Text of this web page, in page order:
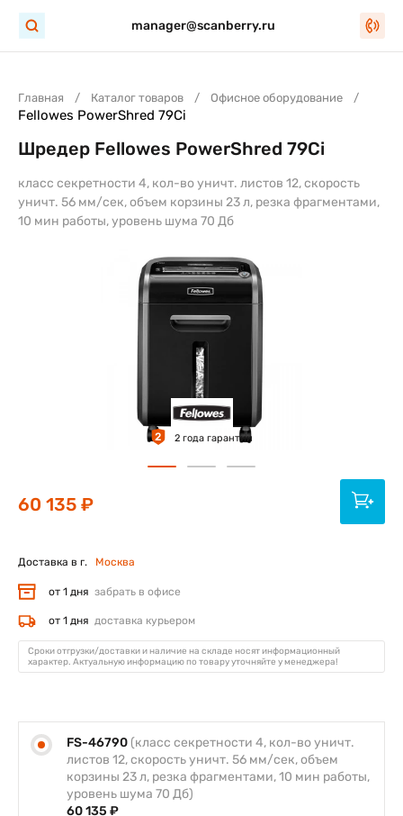
manager@scanberry.ru
Главная Каталог товаров Офисное оборудование
Fellowes PowerShred 79Ci
Шредер Fellowes PowerShred 79Ci
класс секретности 4, кол-во уничт. листов 12, скорость
уничт. 56 мм/сек, объем корзины 23 л, резка фрагментами,
10 мин работы, уровень шума 70 Дб
2 2 года гарантии
FS-46790 (класс секретности 4, кол-во уничт.
листов 12, скорость уничт. 56 мм/сек, объем
корзины 23 л, резка фрагментами, 10 мин работы,
уровень шума 70 Дб)
60 135 ₽
60 135 ₽
Доставка в г. Москва
от 1 дня забрать в офисе
от 1 дня доставка курьером
Сроки отгрузки/доставки и наличие на складе носят информационный
характер. Актуальную информацию по товару уточняйте у менеджера!